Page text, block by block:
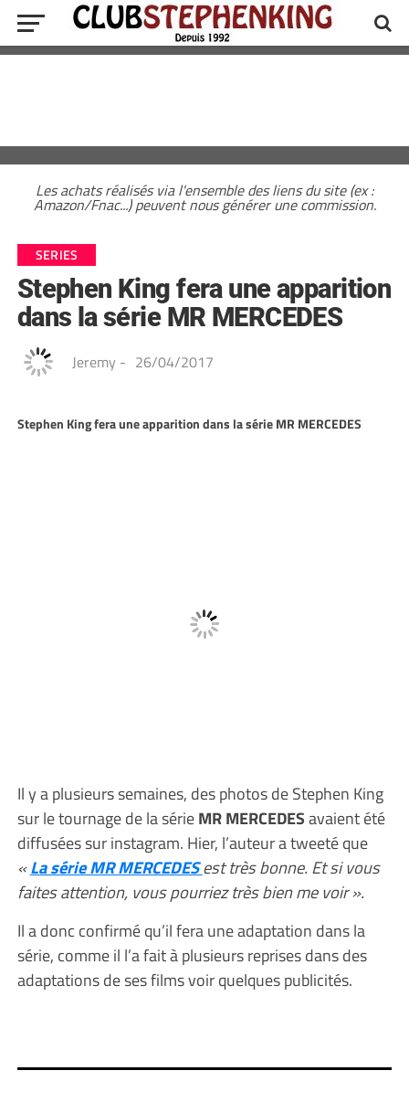
Les achats réalisés via l'ensemble des liens du site (ex :
Amazon/Fnac...) peuvent nous générer une commission.
SERIES
Stephen King fera une apparition
dans la série MR MERCEDES
Jeremy - 26/04/2017
Stephen King fera une apparition dans la série MR MERCEDES
Il y a plusieurs semaines, des photos de Stephen King
sur le tournage de la sérieMR MERCEDESavaient été
diffusées sur instagram. Hier, l’auteur a tweeté que
«La série MR MERCEDESest très bonne. Et si vous
faites attention, vous pourriez très bien me voir ».
Il a donc confirmé qu’il fera une adaptation dans la
série, comme il l’a fait à plusieurs reprises dans des
adaptations de ses films voir quelques publicités.